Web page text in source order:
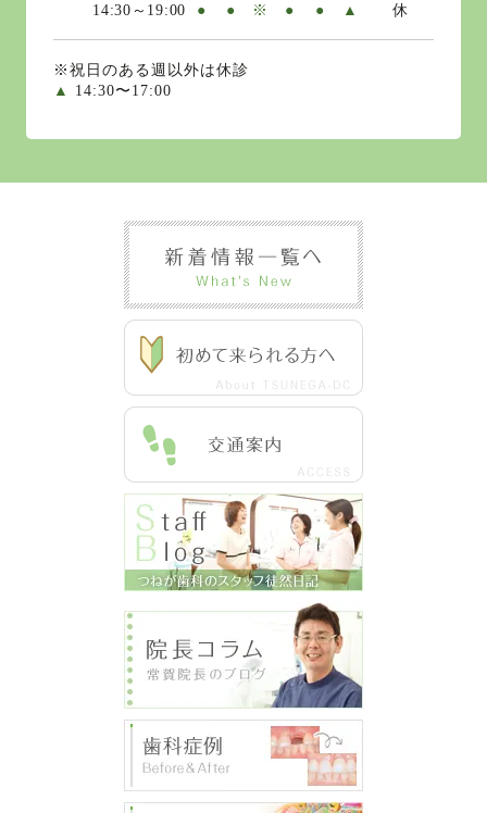
14:30～19:00
● ● ※ ● ● ▲ 休
※祝日のある週以外は休診
▲
14:30〜17:00